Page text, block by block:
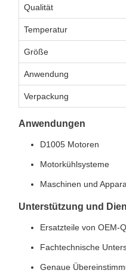
Qualität
Temperatur
Größe
Anwendung
Verpackung
Anwendungen
D1005 Motoren
Motorkühlsysteme
Maschinen und
Unterstützung und
Ersatzteile von OEM-
Fachtechnische
Genaue